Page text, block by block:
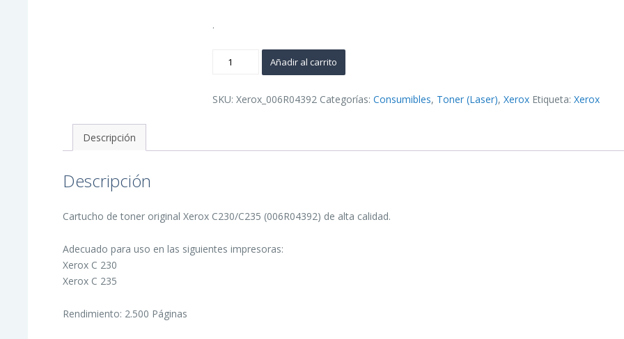
.
C230/C235
Toner
Añadir al carrito
SKU:Xerox_006R04392 Categorías:Consumibles, Toner (Laser),Xerox Etiqueta:Xerox
Descripción
Descripción
Cartucho de toner original Xerox C230/C235 (006R04392) de alta calidad.
Adecuado para uso en las siguientes impresoras:
Xerox C 230
Xerox C 235
Rendimiento: 2.500 Páginas